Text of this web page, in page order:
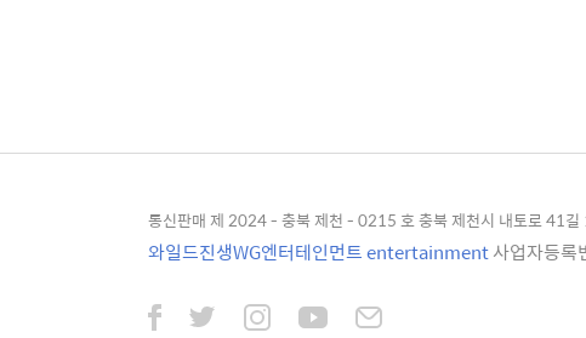
통신판매 제 2024 - 충북 제천 - 0215 호 충북 제천시 내토로 41
와일드진생WG엔터테인먼트 entertainment사업자등